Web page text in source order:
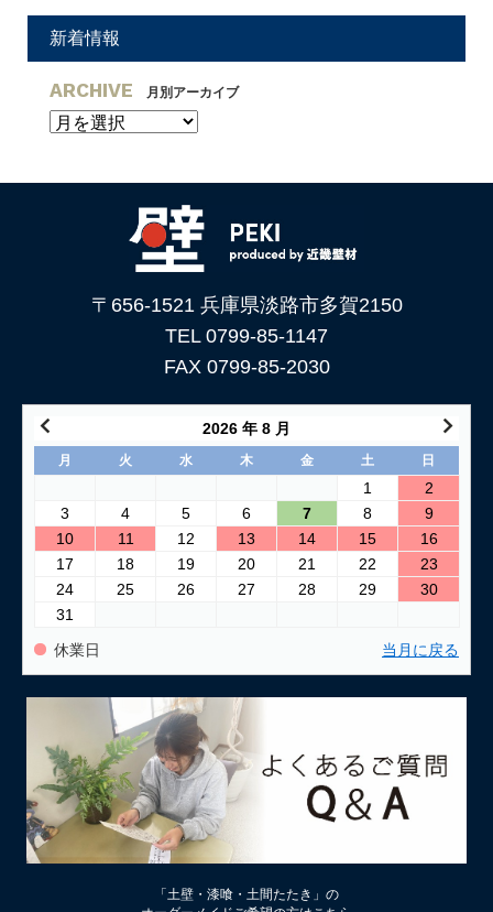
新着情報
ARCHIVE 月別アーカイブ
〒656-1521 兵庫県淡路市多賀2150
TEL 0799-85-1147
FAX 0799-85-2030
2026 年 8 月
月 火 水 木 金 土 日
1
2
3
4 5 6 7 8
9
10
11 12 13 14 15
16
17
18 19 20 21 22
23
24
25 26 27 28 29
30
31
休業日 当月に戻る
「土壁・漆喰・土間たたき」の